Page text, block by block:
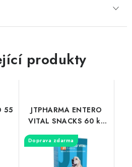
produkty
55
JTPHARMA ENTERO
VITAL SNACKS 60 ks
po 4g
Doprava zdarma